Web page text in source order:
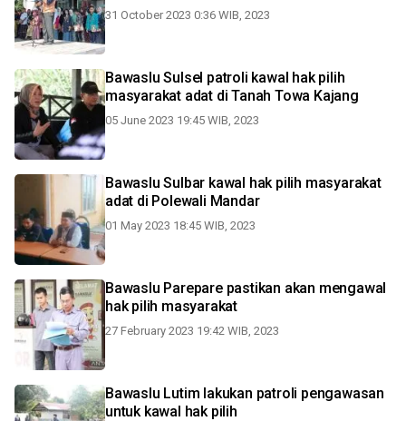
31 October 2023 0:36 WIB, 2023
Bawaslu Sulsel patroli kawal hak pilih
masyarakat adat di Tanah Towa Kajang
05 June 2023 19:45 WIB, 2023
Bawaslu Sulbar kawal hak pilih masyarakat
adat di Polewali Mandar
01 May 2023 18:45 WIB, 2023
Bawaslu Parepare pastikan akan mengawal
hak pilih masyarakat
27 February 2023 19:42 WIB, 2023
Bawaslu Lutim lakukan patroli pengawasan
untuk kawal hak pilih